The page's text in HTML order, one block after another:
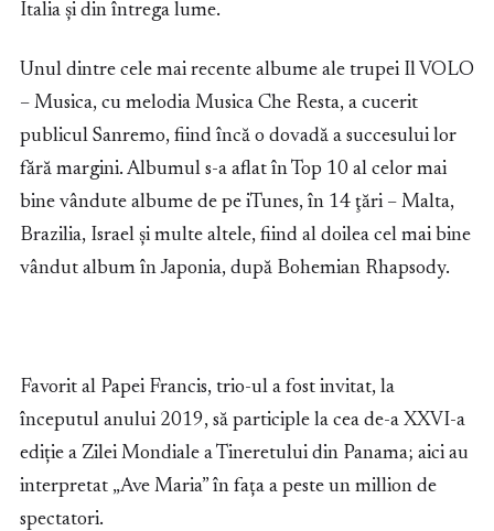
Italia şi din întrega lume.
Unul dintre cele mai recente albume ale trupei Il VOLO
– Musica, cu melodia Musica Che Resta, a cucerit
publicul Sanremo, fiind încă o dovadă a succesului lor
fără margini. Albumul s-a aflat în Top 10 al celor mai
bine vândute albume de pe iTunes, în 14 ţări – Malta,
Brazilia, Israel și multe altele, fiind al doilea cel mai bine
vândut album în Japonia, după Bohemian Rhapsody.
Favorit al Papei Francis, trio-ul a fost invitat, la
începutul anului 2019, să participle la cea de-a XXVI-a
ediție a Zilei Mondiale a Tineretului din Panama; aici au
interpretat „Ave Maria” în fața a peste un million de
spectatori.